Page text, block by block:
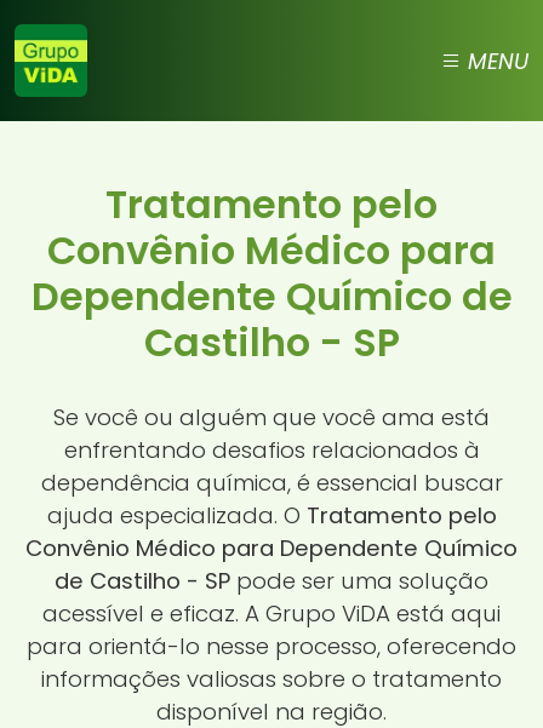
MENU
Tratamento pelo
Convênio Médico para
Dependente Químico de
Castilho - SP
Se você ou alguém que você ama está
enfrentando desafios relacionados à
dependência química, é essencial buscar
ajuda especializada. O Tratamento pelo
Convênio Médico para Dependente Químico
de Castilho - SP pode ser uma solução
acessível e eficaz. A Grupo ViDA está aqui
para orientá-lo nesse processo, oferecendo
informações valiosas sobre o tratamento
disponível na região.